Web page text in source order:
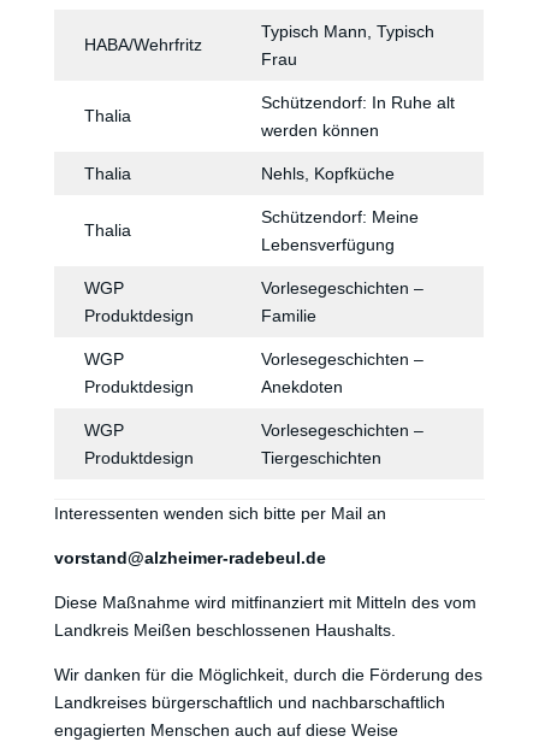
HABA/Wehrfritz
Typisch Mann, Typisch
Frau
Thalia
Schützendorf: In Ruhe alt
werden können
Thalia Nehls, Kopfküche
Thalia
Schützendorf: Meine
Lebensverfügung
WGP
Produktdesign
Vorlesegeschichten –
Familie
WGP
Produktdesign
Vorlesegeschichten –
Anekdoten
WGP
Produktdesign
Vorlesegeschichten –
Tiergeschichten
Interessenten wenden sich bitte per Mail an
vorstand@alzheimer-radebeul.de
Diese Maßnahme wird mitfinanziert mit Mitteln des vom
Landkreis Meißen beschlossenen Haushalts.
Wir danken für die Möglichkeit, durch die Förderung des
Landkreises bürgerschaftlich und nachbarschaftlich
engagierten Menschen auch auf diese Weise